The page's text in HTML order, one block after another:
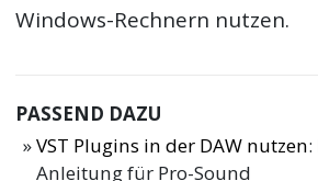
Windows-Rechnern nutzen.
PASSEND DAZU
VST Plugins in der DAW nutzen
Anleitung für Pro-Sound